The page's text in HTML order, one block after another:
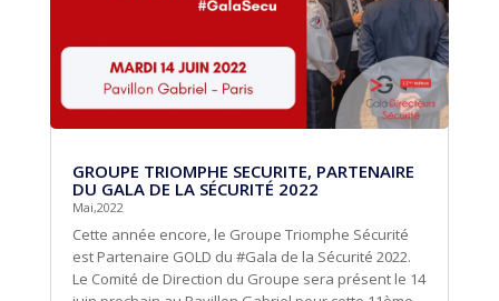
GROUPE TRIOMPHE SECURITE, PARTENAIRE
DU GALA DE LA SÉCURITÉ 2022
Mai,2022
Cette année encore, le Groupe Triomphe Sécurité
est Partenaire GOLD du #Gala de la Sécurité 2022.
Le Comité de Direction du Groupe sera présent le 14